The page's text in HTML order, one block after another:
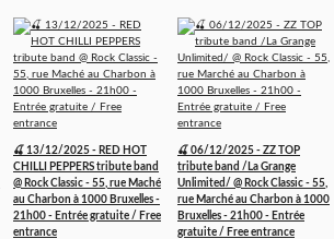
🍒 13/12/2025 - RED HOT
CHILLI PEPPERS tribute band
@ Rock Classic - 55, rue Maché
au Charbon à 1000 Bruxelles -
21h00 - Entrée gratuite / Free
entrance
🍒 06/12/2025 - ZZ TOP
tribute band /La Grange
Unlimited/ @ Rock Classic - 55,
rue Marché au Charbon à 1000
Bruxelles - 21h00 - Entrée
gratuite / Free entrance